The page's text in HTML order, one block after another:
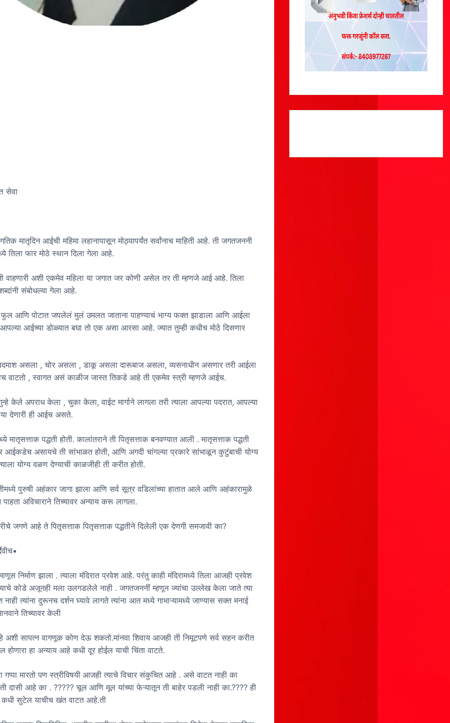
सेवा
मातृदिन आईची महिमा लहानापासून मोठ्यापर्यंत सर्वांनाच माहिती आहे. ती जगतजननी
तिला फार मोठे स्थान दिला गेला आहे.
वाहणारी अशी एकमेव महिला या जगात जर कोणी असेल तर ती म्हणजे आई आहे. तिला
संबोधल्या गेला आहे.
आणि पोटात जपलेलं मुलं उमलत जाताना पाहण्याचं भाग्य फक्त झाडाला आणि आईला
आईच्या डोळ्यात बघा तो एक असा आरसा आहे. ज्यात तुम्ही कधीच मोठे दिसणार
असला , चोर असला , डाकू असला दारूबाज असला, व्यसनाधीन असणार तरी आईला
वाटतो , स्वागत असं काळीज जास्त तिकडे आहे ती एकमेव स्त्री म्हणजे आईच.
केले अपराध केला , चुका केला, वाईट मार्गाने लागला तरी त्याला आपल्या पदरात, आपल्या
देणारी ही आईच असते.
मातृसत्ताक पद्धती होती. कालांतराने ती पितृसत्ताक बनवण्यात आली . मातृसत्ताक पद्धती
आईकडेच असायचे ती सांभाळत होती, आणि अगदी चांगल्या प्रकारे सांभाळून कुटुंबाची योग्य
योग्य वळण देण्याची काळजीही ती करीत होती.
पुरुषी अहंकार जागा झाला आणि सर्व सूत्र वडिलांच्या हातात आले आणि अहंकारामुळे
अविचाराने तिच्यावर अन्याय करू लागला.
जगणे आहे ते पितृसत्ताक पितृसत्ताक पद्धतीने दिलेली एक देणगी समजावी का?
निर्माण झाला . त्याला मंदिरात प्रवेश आहे. परंतु काही मंदिरामध्ये तिला आजही प्रवेश
कोडे अजूनही मला उलगडलेले नाही . जगतजननीं म्हणून ज्यांचा उल्लेख केला जाते त्या
नाही त्यांना दुरूनच दर्शन घ्यावे लागते त्यांना आत मध्ये गाभाऱ्यामध्ये जाण्यास सक्त मनाई
तिच्यावर केली
अशी सापत्न वागणूक कोण देऊ शकतो.मांनवा शिवाय आजही ती निमूटपणे सर्व सहन करीत
होणारा हा अन्याय आहे कधी दूर होईल याची चिंता वाटते.
गप्पा मारतो पण स्त्रीविषयी आजही त्याचे विचार संकुचित आहे . असे वाटत नाही का
दासी आहे का . ????? चूल आणि मूल यांच्या फेऱ्यातून ती बाहेर पडली नाही का.???? ही
कधी सुटेल याचीच खंत वाटत आहे.ती